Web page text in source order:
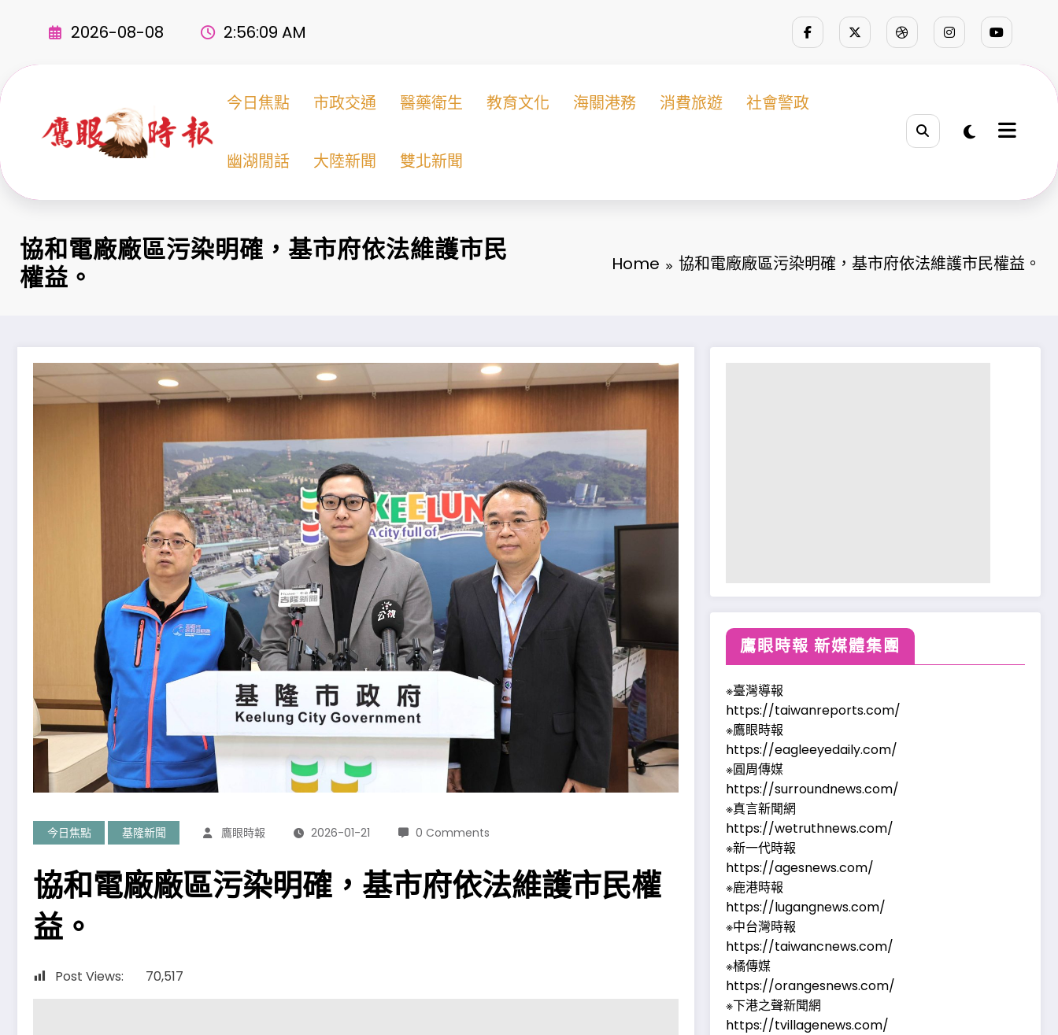
2026-08-08 2:56:10 AM
今日焦點 市政交通 醫藥衛生 教育文化 海關港務 消費旅遊 社會警政
幽湖閒話 大陸新聞 雙北新聞
協和電廠廠區污染明確，基市府依法維護市民
權益。
Home 協和電廠廠區污染明確，基市府依法維護市民權益。
今日焦點 基隆新聞 鷹眼時報 2026-01-21 0 Comments
協和電廠廠區污染明確，基市府依法維護市民權
益。
Post Views: 70,517
鷹眼時報 新媒體集團
※臺灣導報
https://taiwanreports.com/
※鷹眼時報
https://eagleeyedaily.com/
※圓周傳媒
https://surroundnews.com/
※真言新聞網
https://wetruthnews.com/
※新一代時報
https://agesnews.com/
※鹿港時報
https://lugangnews.com/
※中台灣時報
https://taiwancnews.com/
※橘傳媒
https://orangesnews.com/
※下港之聲新聞網
https://tvillagenews.com/